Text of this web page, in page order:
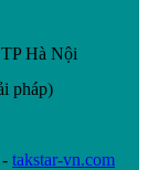
Hà Nội
pháp)
- takstar-vn.com